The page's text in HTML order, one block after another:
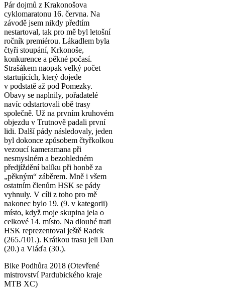
Pár dojmů z Krakonošova
cyklomaratonu 16. června. Na
závodě jsem nikdy předtím
nestartoval, tak pro mě byl letošní
ročník premiérou. Lákadlem byla
čtyři stoupání, Krkonoše,
konkurence a pěkné počasí.
Strašákem naopak velký počet
startujících, který dojede
v podstatě až pod Pomezky.
Obavy se naplnily, pořadatelé
navíc odstartovali obě trasy
společně. Už na prvním kruhovém
objezdu v Trutnově padali první
lidi. Další pády následovaly, jeden
byl dokonce způsobem čtyřkolkou
vezoucí kameramana při
nesmyslném a bezohledném
předjíždění balíku při honbě za
„pěkným“ záběrem. Mně i všem
ostatním členům HSK se pády
vyhnuly. V cíli z toho pro mě
nakonec bylo 19. (9. v kategorii)
místo, když moje skupina jela o
celkové 14. místo. Na dlouhé trati
HSK reprezentoval ještě Radek
(265./101.). Krátkou trasu jeli Dan
(20.) a Vláďa (30.).
Bike Podhůra 2018 (Otevřené
mistrovství Pardubického kraje
MTB XC)